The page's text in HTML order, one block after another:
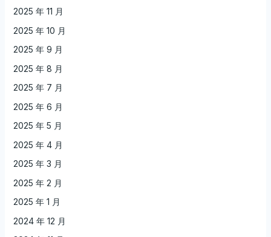
2025 年 11 月
2025 年 10 月
2025 年 9 月
2025 年 8 月
2025 年 7 月
2025 年 6 月
2025 年 5 月
2025 年 4 月
2025 年 3 月
2025 年 2 月
2025 年 1 月
2024 年 12 月